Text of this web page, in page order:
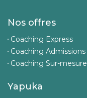
Nos offres
Coaching Express
Coaching Admissions
Coaching Sur-mesure
Yapuka